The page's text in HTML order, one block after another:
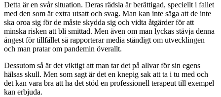
Detta är en svår situation. Deras rädsla är berättigad, speciellt i fallet
med den som är extra utsatt och svag. Man kan inte säga att de inte
ska oroa sig för de måste skydda sig och vidta åtgärder för att
minska risken att bli smittad. Men även om man lyckas stävja denna
ångest för tillfället så rapporterar media ständigt om utvecklingen
och man pratar om pandemin överallt.
Dessutom så är det viktigt att man tar det på allvar för sin egens
hälsas skull. Men som sagt är det en knepig sak att ta i tu med och
det kan vara bra att ha det stöd en professionell terapeut till exempel
kan erbjuda.